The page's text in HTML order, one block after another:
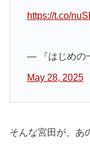
https://t.co/
— 『はじめの
May 28, 2025
そんな宮田が、あ